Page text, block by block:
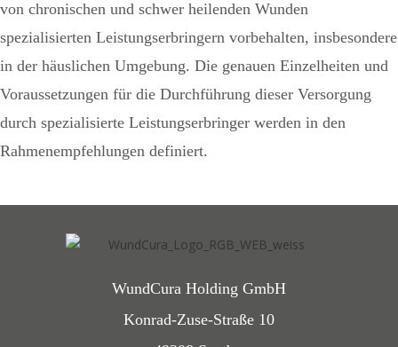
von chronischen und schwer heilenden Wunden
spezialisierten Leistungserbringern vorbehalten, insbesondere
in der häuslichen Umgebung. Die genauen Einzelheiten und
Voraussetzungen für die Durchführung dieser Versorgung
durch spezialisierte Leistungserbringer werden in den
Rahmenempfehlungen definiert.
WundCura Holding GmbH
Konrad-Zuse-Straße 10